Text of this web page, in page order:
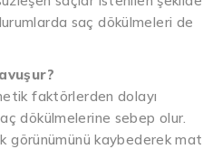
saç dökülmeleri de
faktörlerden dolayı
dökülmelerine sebep olur.
görünümünü kaybederek mat